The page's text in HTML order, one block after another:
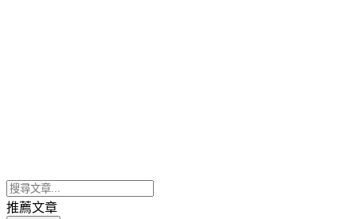
推薦文章